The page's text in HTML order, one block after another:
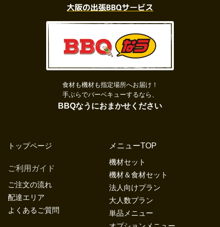
大阪の出張BBQサービス
食材も機材も指定場所へお届け！
手ぶらでバーベキューするなら、
BBQなうにおまかせください
トップページ
メニューTOP
機材セット
機材＆食材セット
法人向けプラン
大人数プラン
単品メニュー
ご利用ガイド
ご注文の流れ
配達エリア
よくあるご質問